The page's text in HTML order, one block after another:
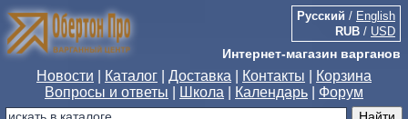
Интернет-магазин варганов
Русский / English
RUB / USD
Новости Каталог Доставка Контакты
Корзина
Вопросы и ответы
Школа Календарь Форум